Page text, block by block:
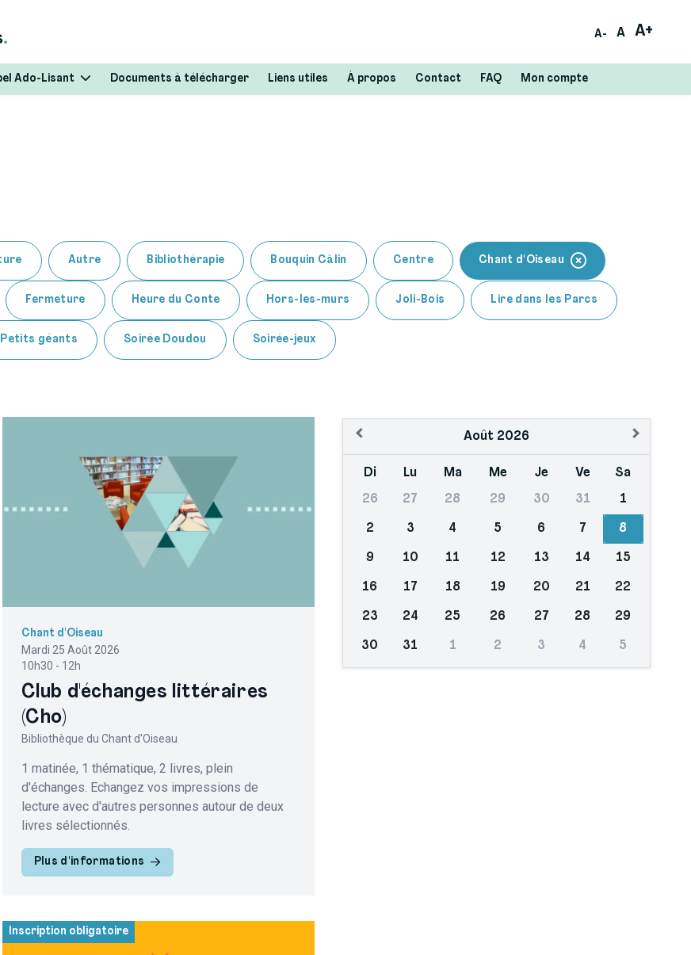
A- A A+
Ado-Lisant Documents à télécharger Liens utiles À propos Contact FAQ Mon compte
Autre Bibliothérapie Bouquin Câlin Centre Chant d'Oiseau
Fermeture Heure du Conte Hors-les-murs Joli-Bois Lire dans les Parcs
Petits géants Soirée Doudou Soirée-jeux
Chant d'Oiseau
Mardi 25 Août 2026
10h30 - 12h
Club d'échanges littéraires
(Cho)
Bibliothèque du Chant d'Oiseau
1 matinée, 1 thématique, 2 livres, plein
d'échanges. Echangez vos impressions de
lecture avec d'autres personnes autour de deux
livres sélectionnés.
Plus d'informations
Inscription obligatoire
Août 2026
Di Lu Ma Me Je Ve Sa
26 27 28 29 30 31 1
2 3 4 5 6 7 8
9 10 11 12 13 14 15
16 17 18 19 20 21 22
23 24 25 26 27 28 29
30 31 1 2 3 4 5